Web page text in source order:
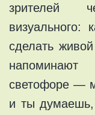
зрителей
визуального:
сделать
светофоре —
и ты думаешь,